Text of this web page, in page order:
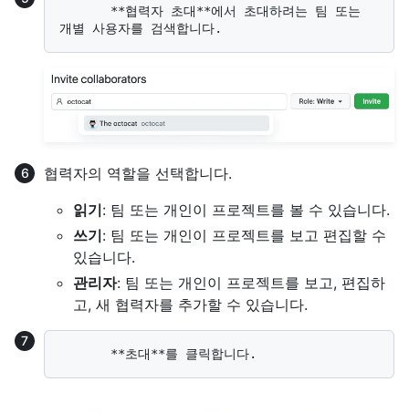
협력자의 역할을 선택합니다.
읽기: 팀 또는 개인이 프로젝트를 볼 수 있습니다.
쓰기: 팀 또는 개인이 프로젝트를 보고 편집할 수
있습니다.
관리자: 팀 또는 개인이 프로젝트를 보고, 편집하
고, 새 협력자를 추가할 수 있습니다.